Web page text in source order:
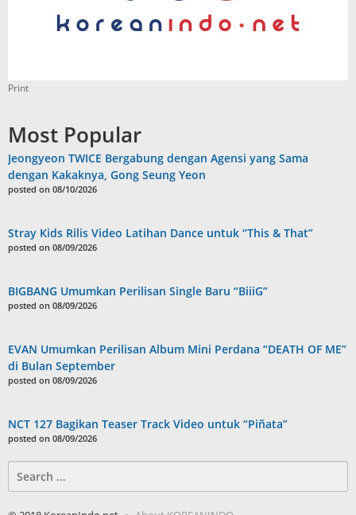
Print
Most Popular
Jeongyeon TWICE Bergabung dengan Agensi yang Sama
dengan Kakaknya, Gong Seung Yeon
posted on 08/10/2026
Stray Kids Rilis Video Latihan Dance untuk “This & That”
posted on 08/09/2026
BIGBANG Umumkan Perilisan Single Baru “BiiiG”
posted on 08/09/2026
EVAN Umumkan Perilisan Album Mini Perdana “DEATH OF ME”
di Bulan September
posted on 08/09/2026
NCT 127 Bagikan Teaser Track Video untuk “Piñata”
posted on 08/09/2026
for: